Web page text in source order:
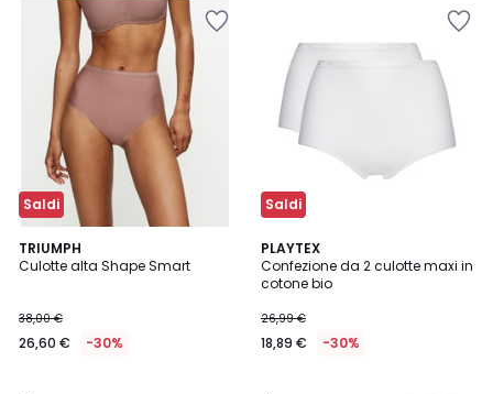
Saldi
TRIUMPH
Culotte alta Shape Smart
38,00 €
26,60 € -30%
4,6
/ 5
Saldi
PLAYTEX
Confezione da 2 culotte maxi in
cotone bio
26,99 €
18,89 € -30%
4,4
/ 5
2
Colori